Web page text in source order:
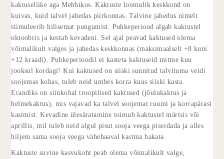
kaktuseliike aga Mehhikos. Kaktuste loomulik keskkond on
kuivas, kuid talvel jahedas piirkonnas. Talvine jahedus nimelt
stimuleerib hilisemat pungumist. Puhkeperiood algab kaktustel
oktoobris ja kestab kevadeni. Sel ajal peavad kaktused olema
võimalikult valges ja jahedas keskkonnas (maksimaalselt +8 kuni
+12 kraadi). Puhkeperioodil ei kasteta kaktuseid mitme kuu
jooksul kordagi! Kui kaktused on siiski sunnitud talvituma veidi
soojemas kohas, tuleb neid umbes korra kuus siiski kasta.
Erandiks on siinkohal troopilised kaktused (jõulukaktus ja
helmekaktus), mis vajavad ka talvel soojemat ruumi ja korrapärast
kastmist. Kevadine ülesäratamine toimub kaktustel märtsis või
aprillis, mil tuleb neid algul pisut sooja veega piserdada ja alles
hiljem sama sooja veega vähehaaval kastma hakata.
Kaktuste suvine kasvukoht peab olema võimalikult valge,